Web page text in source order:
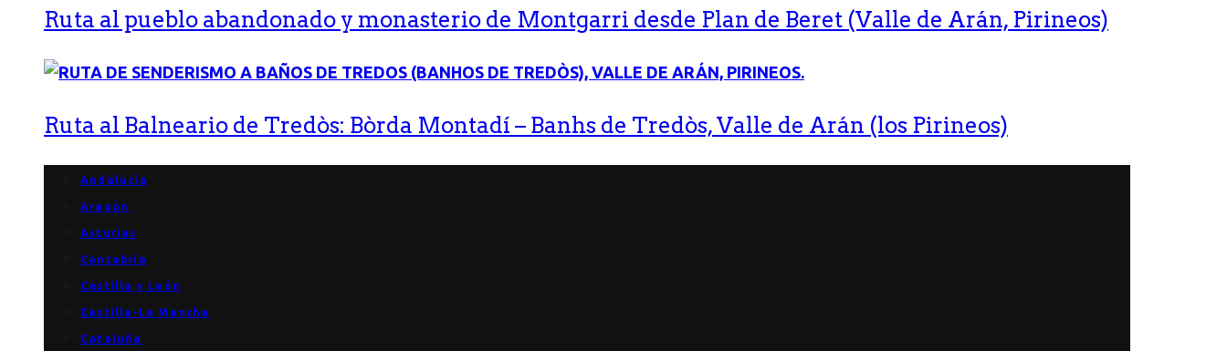
Ruta al pueblo abandonado y monasterio de Montgarri desde Plan de Beret (Valle de Arán, Pirineos)
Ruta al Balneario de Tredòs: Bòrda Montadí – Banhs de Tredòs, Valle de Arán (los Pirineos)
Andalucía
Aragón
Asturias
Cantabria
Castilla y León
Castilla-La Mancha
Cataluña